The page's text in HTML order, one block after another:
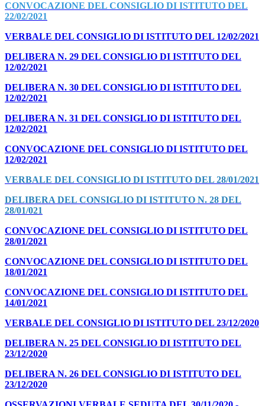
CONVOCAZIONE DEL CONSIGLIO DI ISTITUTO DEL
22/02/2021
VERBALE DEL CONSIGLIO DI ISTITUTO DEL 12/02/2021
DELIBERA N. 29 DEL CONSIGLIO DI ISTITUTO DEL
12/02/2021
DELIBERA N. 30 DEL CONSIGLIO DI ISTITUTO DEL
12/02/2021
DELIBERA N. 31 DEL CONSIGLIO DI ISTITUTO DEL
12/02/2021
CONVOCAZIONE DEL CONSIGLIO DI ISTITUTO DEL
12/02/2021
VERBALE DEL CONSIGLIO DI ISTITUTO DEL 28/01/2021
DELIBERA DEL CONSIGLIO DI ISTITUTO N. 28 DEL
28/01/021
CONVOCAZIONE DEL CONSIGLIO DI ISTITUTO DEL
28/01/2021
CONVOCAZIONE DEL CONSIGLIO DI ISTITUTO DEL
18/01/2021
CONVOCAZIONE DEL CONSIGLIO DI ISTITUTO DEL
14/01/2021
VERBALE DEL CONSIGLIO DI ISTITUTO DEL 23/12/2020
DELIBERA N. 25 DEL CONSIGLIO DI ISTITUTO DEL
23/12/2020
DELIBERA N. 26 DEL CONSIGLIO DI ISTITUTO DEL
23/12/2020